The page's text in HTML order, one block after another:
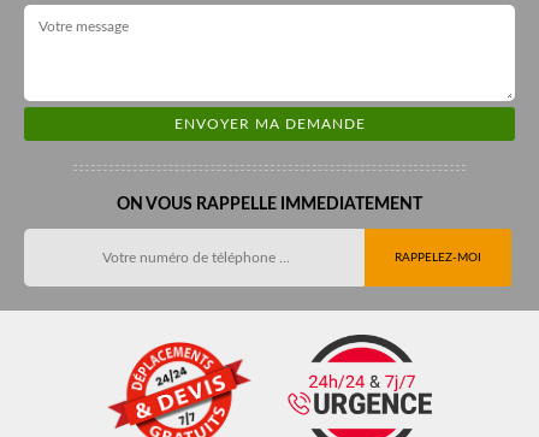
ON VOUS RAPPELLE IMMEDIATEMENT